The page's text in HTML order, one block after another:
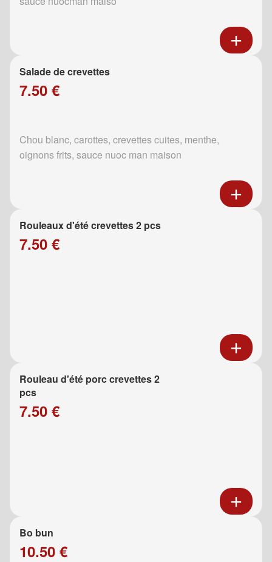
Salade de crevettes
7.50 €
Chou blanc, carottes, crevettes cuites, menthe,
oignons frits, sauce nuoc man maison
Rouleaux d'été crevettes 2 pcs
7.50 €
Rouleau d'été porc crevettes 2
pcs
7.50 €
Bo bun
10.50 €